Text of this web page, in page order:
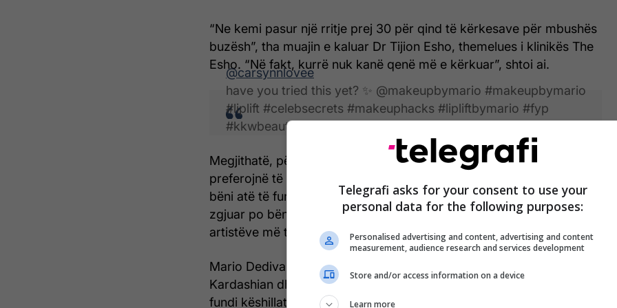
“Ne kemi pasur një rritje prej 30 për qind të kërkesave për mbushës
buzësh”, tha muajin e kaluar Dr Tijion Esho, themelues i klinikës The
Esho. “Në fakt, kurrë nuk kanë qenë më e kërkuar”, shtoi ai.
@carsynnlovee
have you tried this yet? ✨ @makeupbymario #makeupbymario
#liplift #celebsecrets #makeuphacks #lipliftbymario #fyp
#kkwbeauty #lipliner
Megjithatë, për ata që nuk mund të përballojnë trajtimin ose që
preferojnë të shmangin gjilpërat, ka mënyra të zgjuara që mund ta
bëni atë të funksionojë përmes fuqisë së grimit. Një hile e re super e
zgjuar po bën xhiron në TikTok– dhe është përshëndetur nga një prej
artistëve më të famshëm të grimit të brezit tonë.
Mario Dedivanovic – shqiptari i cili kujdeset për grimin e Kim
Kardashian dhe emri që qëndron pas Makeup By Mario – ndau së
fundi këshillat e tij për të rikrijuar një pamje të mahnitshme buzësh.
Telegrafi asks for your consent to use your
personal data for the following purposes:
Personalised advertising and content, advertising and content
measurement, audience research and services development
Store and/or access information on a device
Learn more